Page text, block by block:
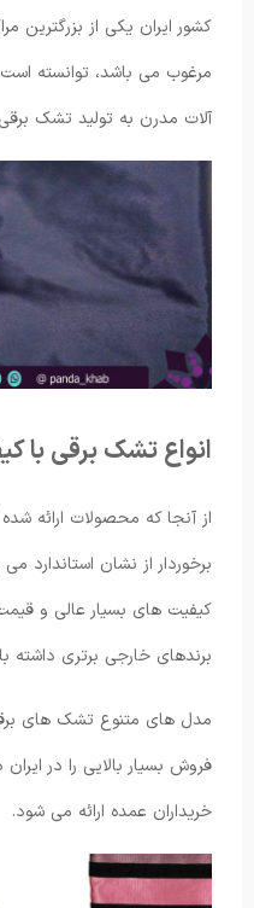
کشور ایران یکی از بزرگترین
مرغوب می باشد، توانسته
آلات مدرن به تولید تشک
انواع تشک برقی با
از آنجا که محصولات ارائه شده
برخوردار از نشان استاندارد
کیفیت های بسیار عالی و
برندهای خارجی برتری داشته
مدل های متنوع تشک های
فروش بسیار بالایی را در
خریداران عمده ارائه می شود.